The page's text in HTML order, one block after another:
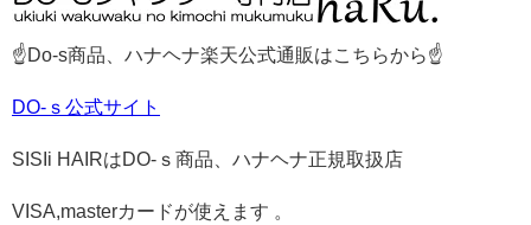
☝Do-s商品、ハナヘナ楽天公式通販はこちらから☝
DO-ｓ公式サイト
SISIi HAIRはDO-ｓ商品、ハナヘナ正規取扱店
VISA,masterカードが使えます 。